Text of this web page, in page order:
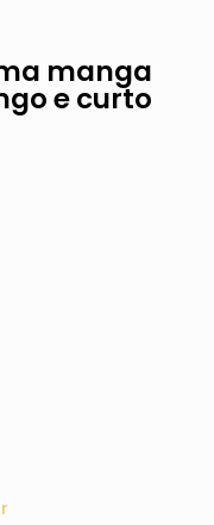
manga
e curto